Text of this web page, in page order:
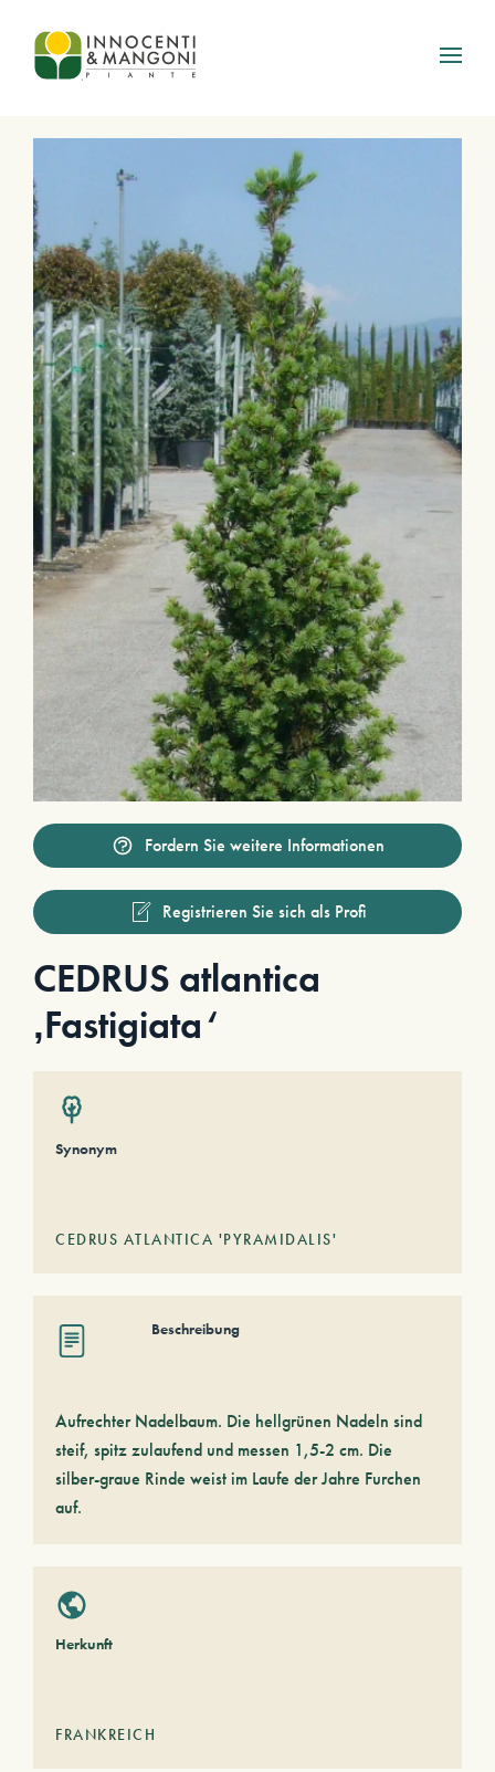
Skip to main content
Fordern Sie weitere Informationen
Registrieren Sie sich als Profi
CEDRUS atlantica
‚Fastigiata‘
Synonym
CEDRUS ATLANTICA 'PYRAMIDALIS'
Beschreibung
Aufrechter Nadelbaum. Die hellgrünen Nadeln sind
steif, spitz zulaufend und messen 1,5-2 cm. Die
silber-graue Rinde weist im Laufe der Jahre Furchen
auf.
Herkunft
FRANKREICH